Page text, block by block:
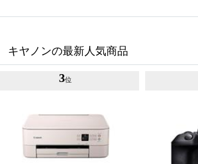
キヤノンの最新人気商品
3位